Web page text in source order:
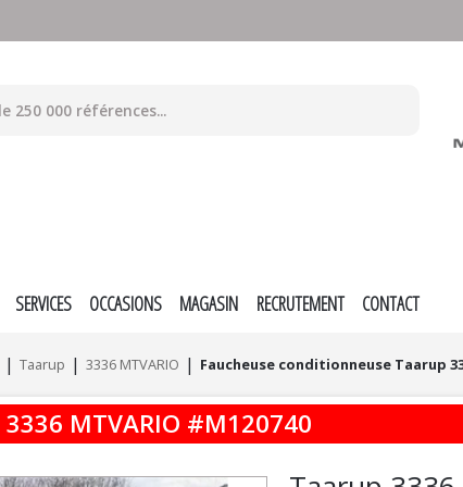
SERVICES OCCASIONS MAGASIN RECRUTEMENT CONTACT
Taarup 3336 MTVARIO Faucheuse conditionneuse Taarup
3336 MTVARIO #M120740